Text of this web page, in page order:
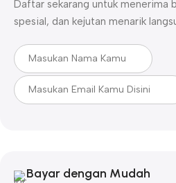
Daftar sekarang untuk menerima
spesial, dan kejutan menarik
Bayar dengan Mudah